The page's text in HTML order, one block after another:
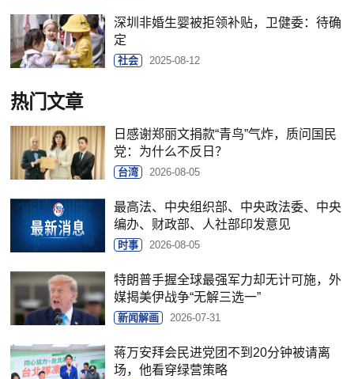
深圳非婚生婴被拒领补贴，卫健委：待确
定
社会 2025-08-12
热门文章
日感谢郑丽文捐款“青鸟”气炸，质问国民
党：为什么不反日？
台湾 2026-08-05
最高法、中央组织部、中央政法委、中央
编办、财政部、人社部印发意见
时事 2026-08-05
特朗普手握全球最强军力却无计可施，外
媒揭美伊战争“无解三选一”
新闻解画 2026-07-31
蒋万安拜会民进党团不到20分钟被请离
场，他看穿绿营策略